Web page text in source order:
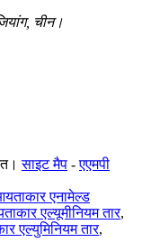
चीन।
साइट मैप -एएमपी
एनामेल्ड
एल्यूमीनियम तार,
एल्युमिनियम तार,